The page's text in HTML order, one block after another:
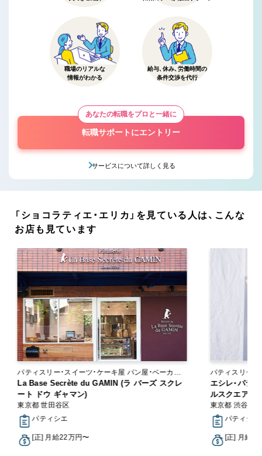
職場のリアルな
情報がわかる
給与、休み、労働時間の
条件交渉を代行
あなたの転職をプロと一緒に
転職サポートにエントリー
サービスについて詳しく見る
「ショコラティエ・エリカ」を見ている人は、こんな
お店も見ています
パティスリー・スイーツ・ケーキ屋 パン屋・ベーカリ
ー
La Base Secrète du GAMIN (ラ バーズ スクレ
ート ドウ ギャマン)
東京都 世田谷区
パティシエ
[正] 月給22万円〜
パティスリー・
エシレ・パテ
ルスクエア
東京都 渋谷区
パティシエ
[正] 月給